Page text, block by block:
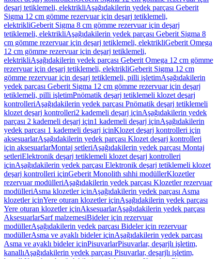
deşarj tetiklemeli, elektrikliAşağıdakilerin yedek parçası Geberit
Sigma 12 cm gömme rezervuar için deşarj tetiklemeli,
elektrikliGeberit Sigma 8 cm gömme rezervuar için deşarj
tetiklemeli, elektrikliAşağıdakilerin yedek parçası Geberit Sigma 8
cm gömme rezervuar için deşarj tetiklemeli, elektrikliGeberit Omega
12 cm gömme rezervuar için deşarj tetiklemeli,
elektrikliAşağıdakilerin yedek parçası Geberit Omega 12 cm gömme
rezervuar için deşarj tetiklemeli, elektrikliGeberit Sigma 12 cm
gömme rezervuar için deşarj tetiklemeli, pilli işletimAşağıdakilerin
yedek parçası Geberit Sigma 12 cm gömme rezervuar için deşarj
tetiklemeli, pilli işletimPnömatik deşarj tetiklemeli klozet deşarj
kontrolleriAşağıdakilerin yedek parçası Pnömatik deşarj tetiklemeli
klozet deşarj kontrolleri2 kademeli deşarj içinAşağıdakilerin yedek
parçası 2 kademeli deşarj için1 kademeli deşarj içinAşağıdakilerin
yedek parçası 1 kademeli deşarj içinKlozet deşarj kontrolleri için
aksesuarlarAşağıdakilerin yedek parçası Klozet deşarj kontrolleri
için aksesuarlarMontaj setleriAşağıdakilerin yedek parçası Montaj
setleriElektronik deşarj tetiklemeli klozet deşarj kontrolleri
içinAşağıdakilerin yedek parçası Elektronik deşarj tetiklemeli klozet
deşarj kontrolleri içinGeberit Monolith sıhhi modüllerKlozetler
rezervuar modülleriAşağıdakilerin yedek parçası Klozetler rezervuar
modülleriAsma klozetler içinAşağıdakilerin yedek parçası Asma
klozetler içinYere oturan klozetler içinAşağıdakilerin yedek parçası
Yere oturan klozetler içinAksesuarlarAşağıdakilerin yedek parçası
AksesuarlarSarf malzemesiBideler için rezervuar
modüllerAşağıdakilerin yedek parçası Bideler için rezervuar
modüllerAsma ve ayaklı bideler içinAşağıdakilerin yedek parçası
Asma ve ayaklı bideler içinPisuvarlarPisuvarlar, deşarjlı işletim,
kanallıAşağıdakilerin yedek parçası Pisuvarlar, deşarjlı işletim,